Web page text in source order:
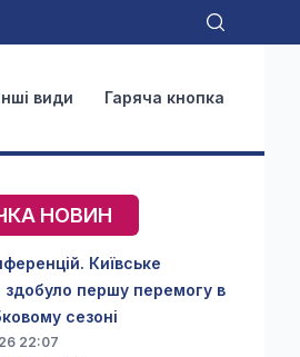
види Гаряча кнопка
НОВИН
Київське
першу перемогу в
сезоні
22:07